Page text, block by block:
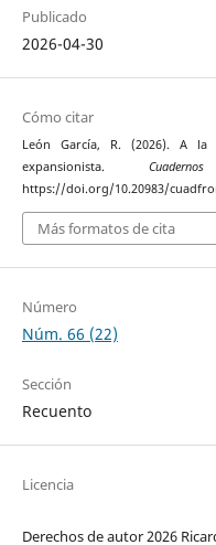
Publicado
2026-04-30
Cómo citar
León García, R. (2026). A
expansionista.
https://doi.org/10.20983/
Más formatos de cita
Número
Núm. 66 (22)
Sección
Recuento
Licencia
Derechos de autor 2026